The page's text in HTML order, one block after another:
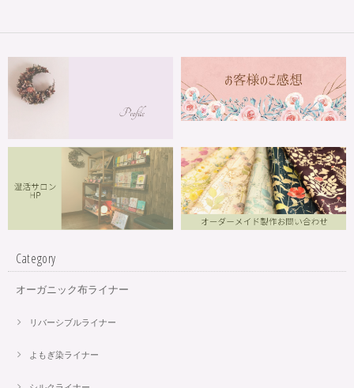
Category
オーガニック布ライナー
リバーシブルライナー
よもぎ染ライナー